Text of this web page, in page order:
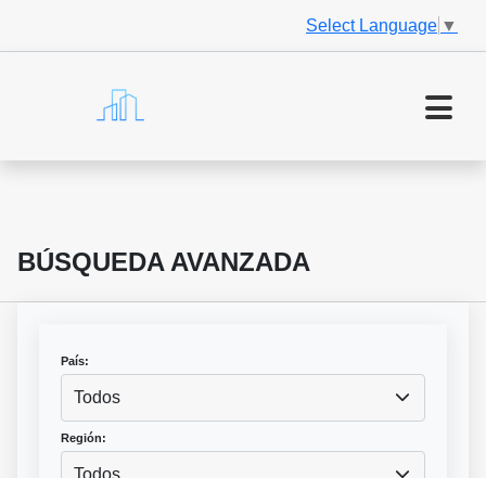
Select Language ▼
BÚSQUEDA AVANZADA
País:
Todos
Región: